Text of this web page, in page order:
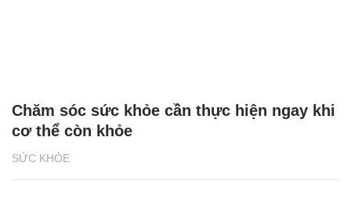
SỨC KHỎE
Chăm sóc sức khỏe cần thực hiện ngay khi
cơ thể còn khỏe